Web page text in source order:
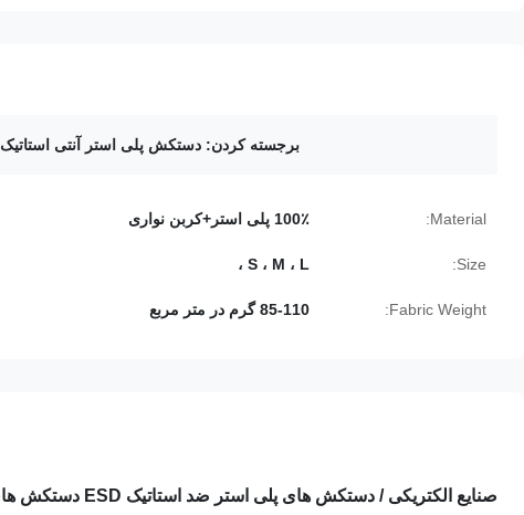
برجسته کردن: دستکش پلی استر آنتی استاتیک ESD
Material: 100٪ پلی استر+کربن نواری
Size: S ، M ، L ،
Fabric Weight: 85-110 گرم در متر مربع
صنایع الکتریکی / دستکش های پلی استر ضد استاتیک ESD دستکش های کربنی راه راه